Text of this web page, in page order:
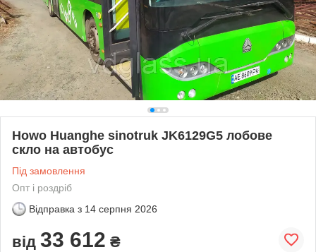
Howo Huanghe sinotruk JK6129G5 лобове
скло на автобус
Під замовлення
Опт і роздріб
Відправка з 14 серпня 2026
від 33 612 ₴